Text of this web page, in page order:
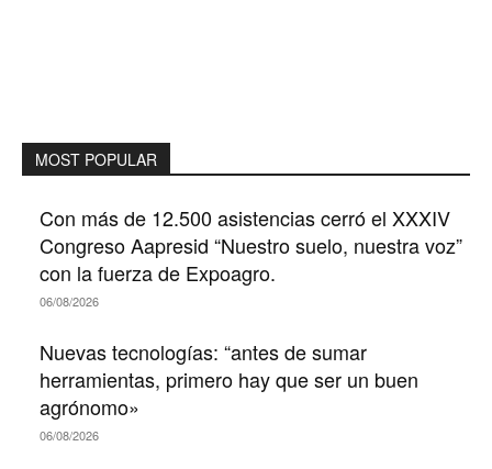
MOST POPULAR
Con más de 12.500 asistencias cerró el XXXIV
Congreso Aapresid “Nuestro suelo, nuestra voz”
con la fuerza de Expoagro.
06/08/2026
Nuevas tecnologías: “antes de sumar
herramientas, primero hay que ser un buen
agrónomo»
06/08/2026